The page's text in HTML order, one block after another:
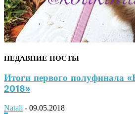
НЕДАВНИЕ ПОСТЫ
Итоги первого полуфинала
2018»
Natali - 09.05.2018